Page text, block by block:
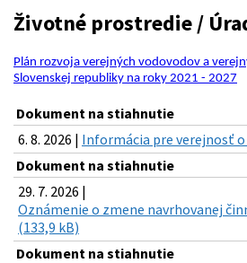
Životné prostredie /
Plán rozvoja verejných vodovodov a
Slovenskej republiky na roky 2021 - 2027
Dokument na stiahnutie
6. 8. 2026 | Informácia pre verejnosť o
Dokument na stiahnutie
29. 7. 2026 |
Oznámenie o zmene navrhovanej
(133,9 kB)
Dokument na stiahnutie